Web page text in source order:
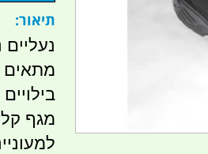
תיאור:
מתאים
בילויים
מגף